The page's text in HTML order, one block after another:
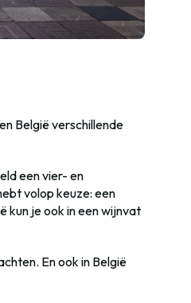
België verschillende
een vier- en
volop keuze: een
kun je ook in een wijnvat
En ook in België